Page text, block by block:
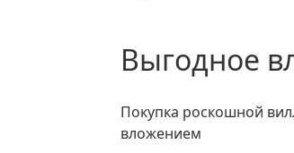
Выгодное
Покупка роскошной виллы в Марбелье также является относительно надежным
вложением